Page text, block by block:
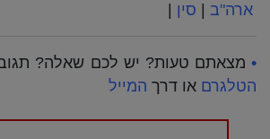
ארה"ב סין
• מצאתם טעות? יש לכם שאלה?
הטלגרם או דרך המייל